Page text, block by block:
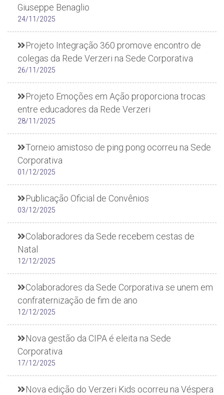
Giuseppe Benaglio
24/11/2025
Projeto Integração 360 promove encontro de
colegas da Rede Verzeri na Sede Corporativa
26/11/2025
Projeto Emoções em Ação proporciona trocas
entre educadores da Rede Verzeri
28/11/2025
Torneio amistoso de ping pong ocorreu na Sede
Corporativa
01/12/2025
Publicação Oficial de Convênios
03/12/2025
Colaboradores da Sede recebem cestas de
Natal
12/12/2025
Colaboradores da Sede Corporativa se unem em
confraternização de fim de ano
12/12/2025
Nova gestão da CIPA é eleita na Sede
Corporativa
17/12/2025
Nova edição do Verzeri Kids ocorreu na Véspera